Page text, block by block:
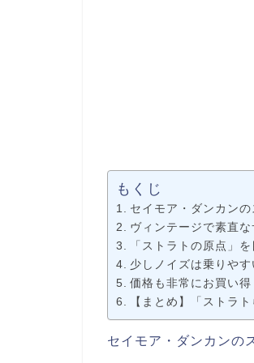
もくじ
セイモア・ダンカンの
ヴィンテージで素直な
「ストラトの原点」
少しノイズは乗りやす
価格も非常にお買い得
【まとめ】「ストラ
セイモア・ダンカンの